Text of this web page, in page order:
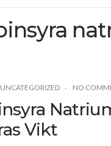
UNCATEGORIZED NO
Vikt